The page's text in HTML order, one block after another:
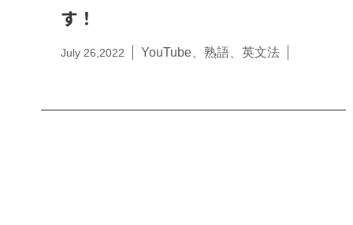
す！
July 26,2022 YouTube 熟語 英文法